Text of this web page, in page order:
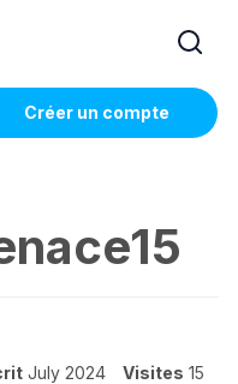
Créer un compte
July 2024 Visites 15